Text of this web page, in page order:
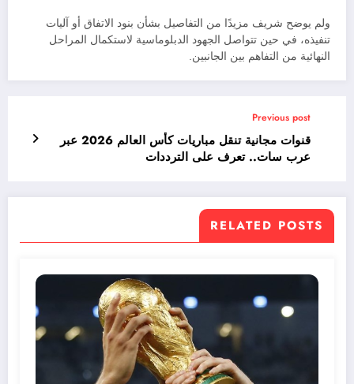
ولم يوضح شريف مزيدًا من التفاصيل بشأن بنود الاتفاق أو آليات
تنفيذه، في حين تتواصل الجهود الدبلوماسية لاستكمال المراحل
النهائية من التفاهم بين الجانبين.
Previous post
قنوات مجانية تنقل مباريات كأس العالم 2026 عبر
عرب سات.. تعرف على الترددات
RELATED POSTS